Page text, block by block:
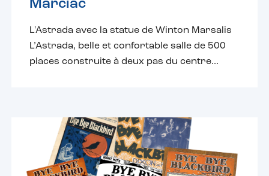
Marciac
L'Astrada avec la statue de Winton Marsalis
L’Astrada, belle et confortable salle de 500
places construite à deux pas du centre...